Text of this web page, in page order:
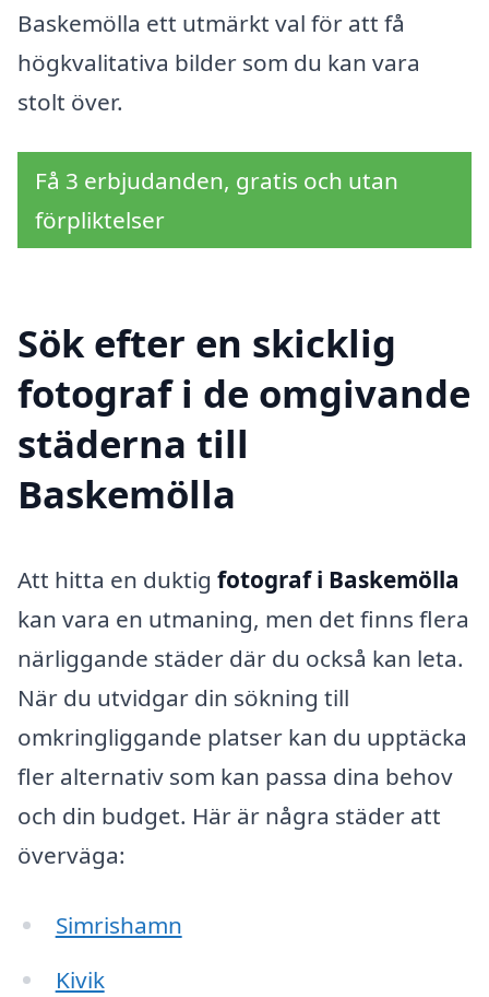
Baskemölla ett utmärkt val för att få
högkvalitativa bilder som du kan vara
stolt över.
Få 3 erbjudanden, gratis och utan
förpliktelser
Sök efter en skicklig
fotograf i de omgivande
städerna till
Baskemölla
Att hitta en duktig fotograf i Baskemölla
kan vara en utmaning, men det finns flera
närliggande städer där du också kan leta.
När du utvidgar din sökning till
omkringliggande platser kan du upptäcka
fler alternativ som kan passa dina behov
och din budget. Här är några städer att
överväga:
Simrishamn
Kivik